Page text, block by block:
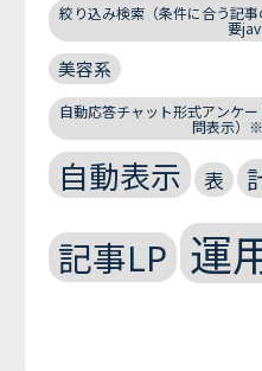
絞り込み検索（条件に合う記
要
美容系
自動応答チャット形式アンケ
問表示）
自動表示 表
記事LP 運